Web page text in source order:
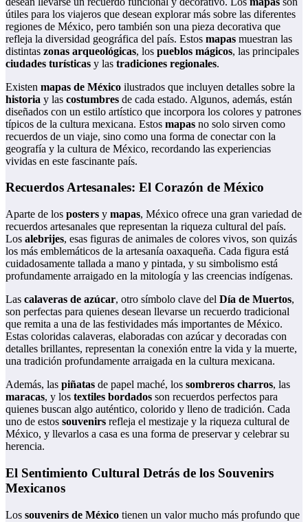
útiles para los viajeros que desean explorar más sobre las diferentes
regiones de México, pero también son una pieza decorativa que
refleja la diversidad geográfica del país. Estos mapas muestran las
distintas zonas arqueológicas, los pueblos mágicos, las principales
ciudades turísticas y las tradiciones regionales.
Existen mapas de México ilustrados que incluyen detalles sobre la
historia y las costumbres de cada estado. Algunos, además, están
diseñados con un estilo artístico que incorpora los colores y patrones
típicos de la cultura mexicana. Estos mapas no solo sirven como
recuerdos de un viaje, sino como una forma de conectar con la
geografía y la cultura de México, recordando las experiencias
vividas en este fascinante país.
Recuerdos Artesanales: El Corazón de México
Aparte de los posters y mapas, México ofrece una gran variedad de
recuerdos artesanales que representan la riqueza cultural del país.
Los alebrijes, esas figuras de animales de colores vivos, son quizás
los más emblemáticos de la artesanía oaxaqueña. Cada figura está
cuidadosamente tallada a mano y pintada, y su simbolismo está
profundamente arraigado en la mitología y las creencias indígenas.
Las calaveras de azúcar, otro símbolo clave del Día de Muertos,
son perfectas para quienes desean llevarse un recuerdo tradicional
que remita a una de las festividades más importantes de México.
Estas coloridas calaveras, elaboradas con azúcar y decoradas con
detalles brillantes, representan la conexión entre la vida y la muerte,
una tradición profundamente arraigada en la cultura mexicana.
Además, las piñatas de papel maché, los sombreros charros, las
maracas, y los textiles bordados son recuerdos perfectos para
quienes buscan algo auténtico, colorido y lleno de tradición. Cada
uno de estos souvenirs refleja el mestizaje y la riqueza cultural de
México, y llevarlos a casa es una forma de preservar y celebrar su
herencia.
El Sentimiento Cultural Detrás de los Souvenirs
Mexicanos
Los souvenirs de México tienen un valor mucho más profundo que